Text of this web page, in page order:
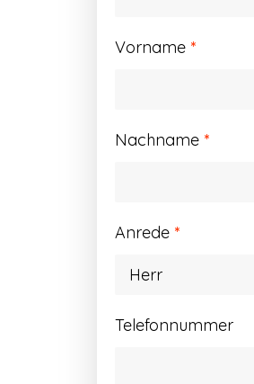
Vorname *
Nachname *
Anrede *
Telefonnummer